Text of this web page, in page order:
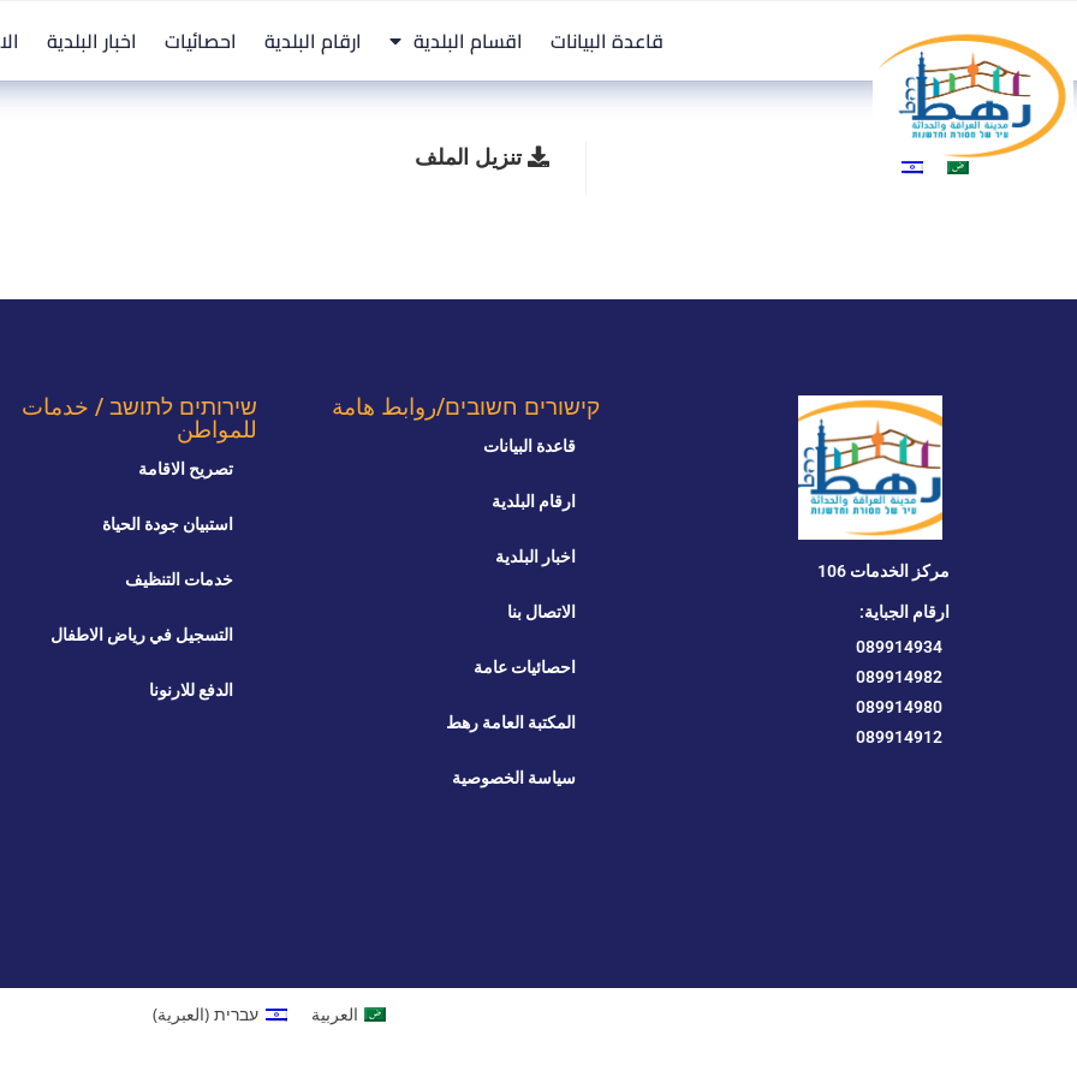
قاعدة البيانات اقسام البلدية ارقام البلدية احصائيات اخبار البلدية
تنزيل الملف
مركز الخدمات 106
ارقام الجباية:
089914934
089914982
089914980
089914912
קישורים חשובים/روابط هامة
قاعدة البيانات
ارقام البلدية
اخبار البلدية
الاتصال بنا
احصائيات عامة
المكتبة العامة رهط
سياسة الخصوصية
שירותים לתושב / خدمات
للمواطن
تصريح الاقامة
استبيان جودة الحياة
خدمات التنظيف
التسجيل في رياض الاطفال
الدفع للارنونا
العربية עברית (العبرية)